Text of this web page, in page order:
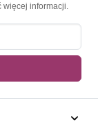
**
więcej informacji.